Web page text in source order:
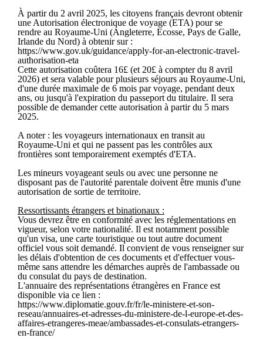
À partir du 2 avril 2025, les citoyens français devront obtenir
une Autorisation électronique de voyage (ETA) pour se
rendre au Royaume-Uni (Angleterre, Ecosse, Pays de Galle,
Irlande du Nord) à obtenir sur :
https://www.gov.uk/guidance/apply-for-an-electronic-travel-
authorisation-eta
Cette autorisation coûtera 16£ (et 20£ à compter du 8 avril
2026) et sera valable pour plusieurs séjours au Royaume-Uni,
d'une durée maximale de 6 mois par voyage, pendant deux
ans, ou jusqu'à l'expiration du passeport du titulaire. Il sera
possible de demander cette autorisation à partir du 5 mars
2025.
A noter : les voyageurs internationaux en transit au
Royaume-Uni et qui ne passent pas les contrôles aux
frontières sont temporairement exemptés d'ETA.
Les mineurs voyageant seuls ou avec une personne ne
disposant pas de l'autorité parentale doivent être munis d'une
autorisation de sortie de territoire.
Ressortissants étrangers et binationaux :
Vous devrez être en conformité avec les réglementations en
vigueur, selon votre nationalité. Il est notamment possible
qu'un visa, une carte touristique ou tout autre document
officiel vous soit demandé. Il convient de vous renseigner sur
les délais d'obtention de ces documents et d'effectuer vous-
même sans attendre les démarches auprès de l'ambassade ou
du consulat du pays de destination.
L'annuaire des représentations étrangères en France est
disponible via ce lien :
https://www.diplomatie.gouv.fr/fr/le-ministere-et-son-
reseau/annuaires-et-adresses-du-ministere-de-l-europe-et-des-
affaires-etrangeres-meae/ambassades-et-consulats-etrangers-
en-france/